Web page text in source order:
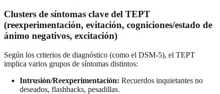
Clusters de síntomas clave del TEPT
(reexperimentación, evitación, cogniciones/estado de
ánimo negativos, excitación)
Según los criterios de diagnóstico (como el DSM-5), el TEPT
implica varios grupos de síntomas distintos:
Intrusión/Reexperimentación: Recuerdos inquietantes no
deseados, flashbacks, pesadillas.